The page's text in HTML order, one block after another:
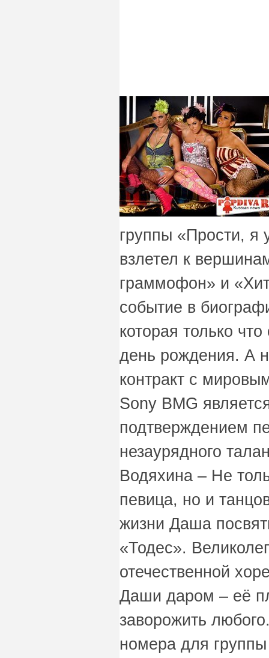
группы «Прости, я
взлетел к
граммофон» и
событие в
которая только
день рождения. А
контракт с
Sony BMG
подтверждением
незаурядного
Водяхина – Не
певица, но и
жизни Даша
«Тодес».
отечественной
Даши даром – её
заворожить
номера для